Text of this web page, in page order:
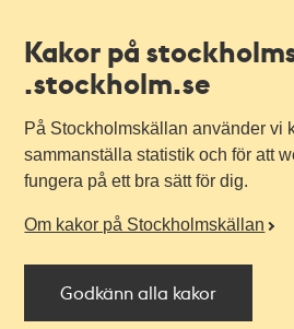
Kakor på
.stockholm.se
På Stockholmskällan använder vi
sammanställa statistik och för att
fungera på ett bra sätt för dig.
Om kakor på Stockholmskällan
Godkänn alla kakor